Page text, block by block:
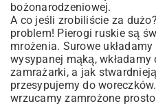
bożonarodzeniowej.
A co jeśli zrobiliście za
problem! Pierogi ruskie są
mrożenia. Surowe
wysypanej mąką, wkładamy
zamrażarki, a jak
przesypujemy do
wrzucamy zamrożone